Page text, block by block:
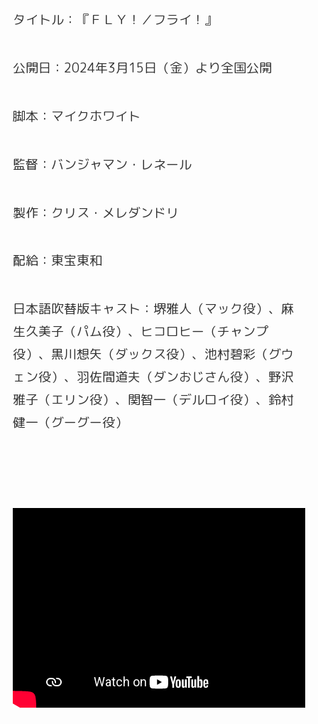
タイトル：『ＦＬＹ！／フライ！』
公開日：2024年3月15日（金）より全国公開
脚本：マイクホワイト
監督：バンジャマン・レネール
製作：クリス・メレダンドリ
配給：東宝東和
日本語吹替版キャスト：堺雅人（マック役）、麻
生久美子（パム役）、ヒコロヒー（チャンプ
役）、黒川想矢（ダックス役）、池村碧彩（グウ
ェン役）、羽佐間道夫（ダンおじさん役）、野沢
雅子（エリン役）、関智一（デルロイ役）、鈴村
健一（グーグー役）